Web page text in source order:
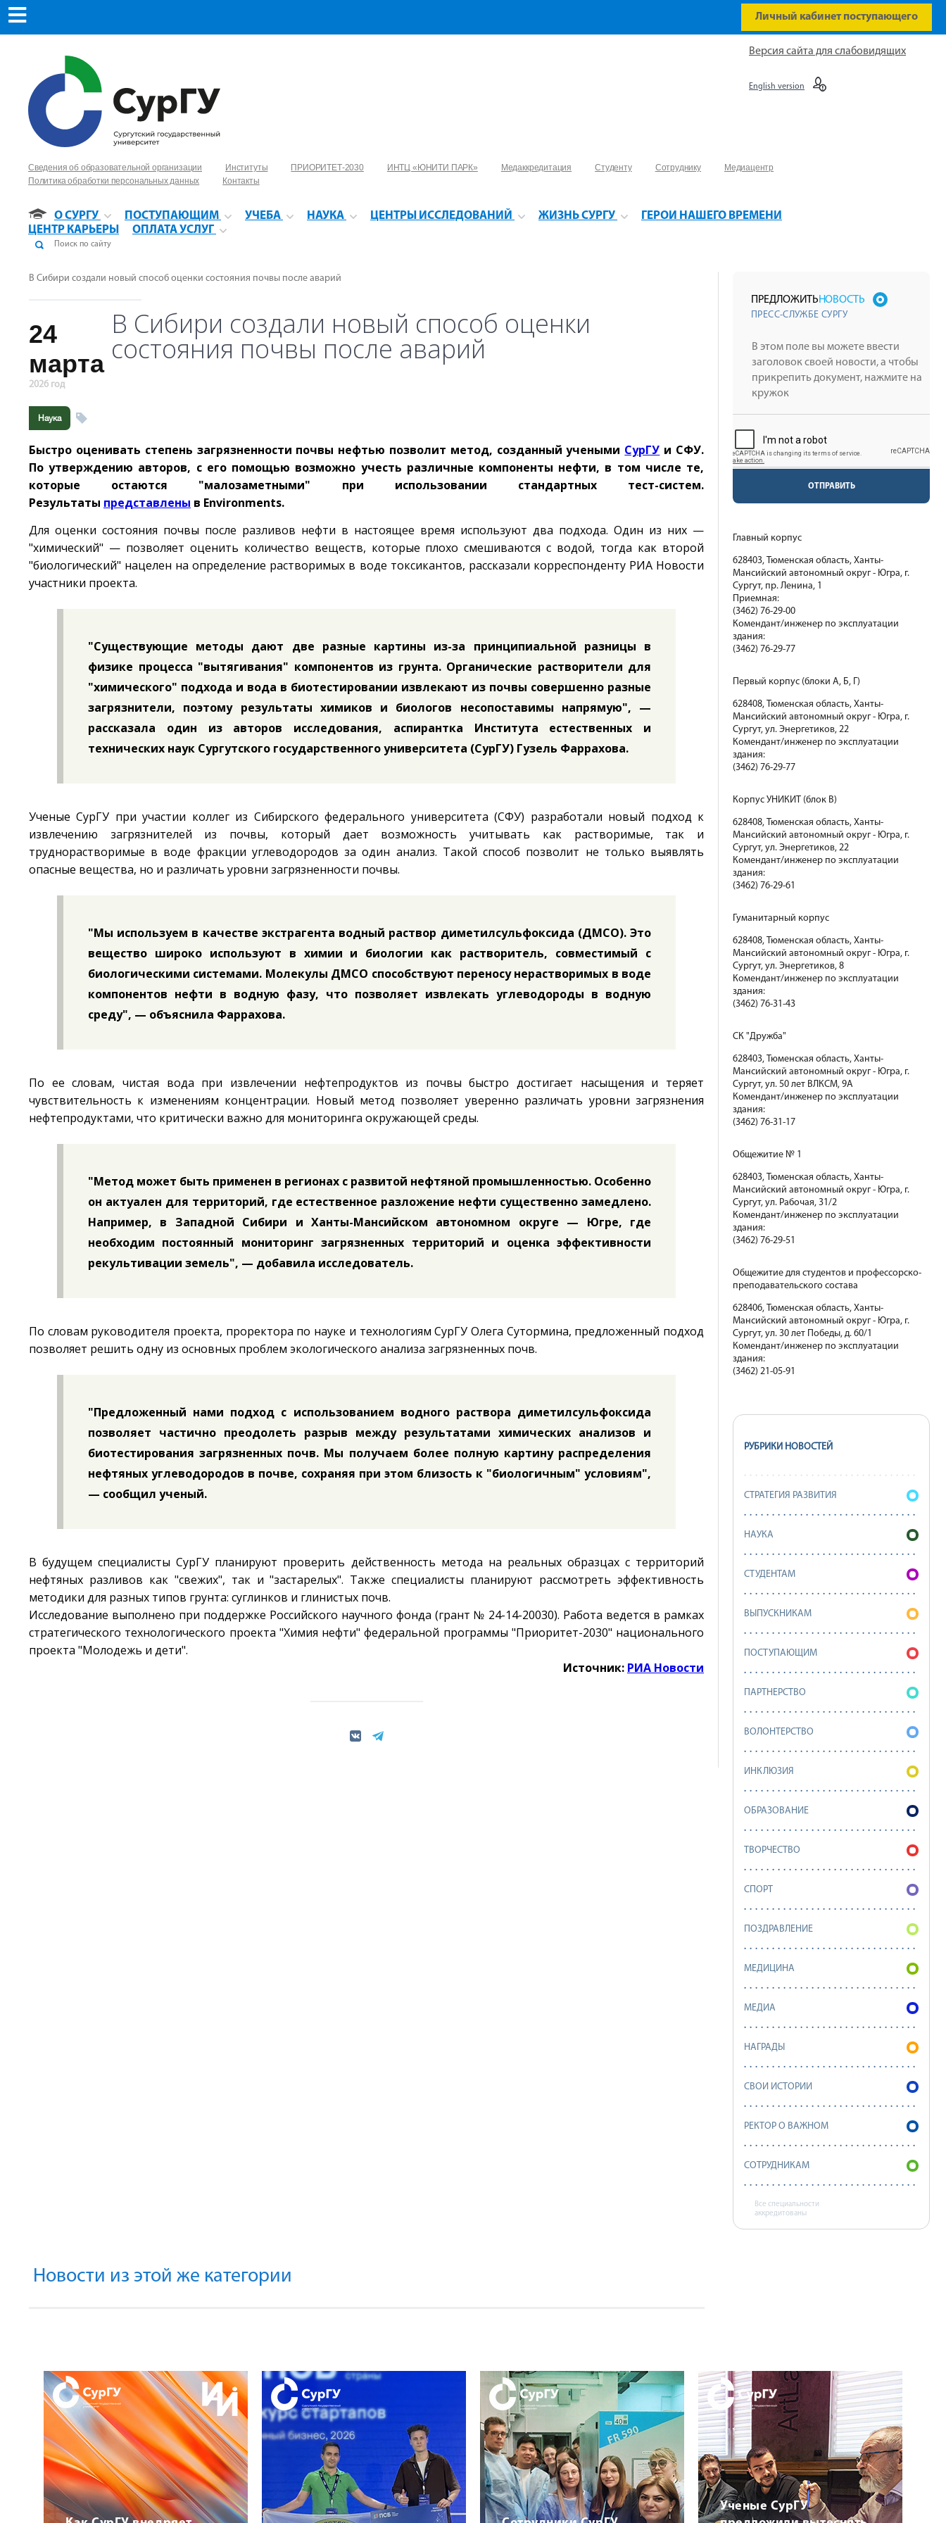
Личный кабинет поступающего
Сведения об образовательной организации Институты ПРИОРИТЕТ-2030 ИНТЦ «ЮНИТИ ПАРК» Медаккредитация Студенту Сотруднику
Медиацентр
Политика обработки персональных данных
Контакты
О СУРГУ ПОСТУПАЮЩИМ УЧЕБА НАУКА ЦЕНТРЫ ИССЛЕДОВАНИЙ ЖИЗНЬ СУРГУ
ГЕРОИ НАШЕГО ВРЕМЕНИ
ЦЕНТР КАРЬЕРЫ
ОПЛАТА УСЛУГ
Версия сайта для слабовидящих
English version
В Сибири создали новый способ оценки состояния почвы после аварий
24
марта
2026 год
В Сибири создали новый способ оценки
состояния почвы после аварий
Наука
Быстро оценивать степень загрязненности почвы нефтью позволит метод, созданный учеными СурГУ и СФУ.
По утверждению авторов, с его помощью возможно учесть различные компоненты нефти, в том числе те,
которые остаются "малозаметными" при использовании стандартных тест-систем.
Результаты представлены в Environments.
Для оценки состояния почвы после разливов нефти в настоящее время используют два подхода. Один из них —
"химический" — позволяет оценить количество веществ, которые плохо смешиваются с водой, тогда как второй
"биологический" нацелен на определение растворимых в воде токсикантов, рассказали корреспонденту РИА Новости
участники проекта.
"Существующие методы дают две разные картины из-за принципиальной разницы в
физике процесса "вытягивания" компонентов из грунта. Органические растворители для
"химического" подхода и вода в биотестировании извлекают из почвы совершенно разные
загрязнители, поэтому результаты химиков и биологов несопоставимы напрямую", —
рассказала один из авторов исследования, аспирантка Института естественных и
технических наук Сургутского государственного университета (СурГУ) Гузель Фаррахова.
Ученые СурГУ при участии коллег из Сибирского федерального университета (СФУ) разработали новый подход к
извлечению загрязнителей из почвы, который дает возможность учитывать как растворимые, так и
труднорастворимые в воде фракции углеводородов за один анализ. Такой способ позволит не только выявлять
опасные вещества, но и различать уровни загрязненности почвы.
"Мы используем в качестве экстрагента водный раствор диметилсульфоксида (ДМСО). Это
вещество широко используют в химии и биологии как растворитель, совместимый с
биологическими системами. Молекулы ДМСО способствуют переносу нерастворимых в воде
компонентов нефти в водную фазу, что позволяет извлекать углеводороды в водную
среду", — объяснила Фаррахова.
По ее словам, чистая вода при извлечении нефтепродуктов из почвы быстро достигает насыщения и теряет
чувствительность к изменениям концентрации. Новый метод позволяет уверенно различать уровни загрязнения
нефтепродуктами, что критически важно для мониторинга окружающей среды.
"Метод может быть применен в регионах с развитой нефтяной промышленностью. Особенно
он актуален для территорий, где естественное разложение нефти существенно замедлено.
Например, в Западной Сибири и Ханты-Мансийском автономном округе — Югре, где
необходим постоянный мониторинг загрязненных территорий и оценка эффективности
рекультивации земель", — добавила исследователь.
По словам руководителя проекта, проректора по науке и технологиям СурГУ Олега Сутормина, предложенный подход
позволяет решить одну из основных проблем экологического анализа загрязненных почв.
"Предложенный нами подход с использованием водного раствора диметилсульфоксида
позволяет частично преодолеть разрыв между результатами химических анализов и
биотестирования загрязненных почв. Мы получаем более полную картину распределения
нефтяных углеводородов в почве, сохраняя при этом близость к "биологичным" условиям",
— сообщил ученый.
В будущем специалисты СурГУ планируют проверить действенность метода на реальных образцах с территорий
нефтяных разливов как "свежих", так и "застарелых". Также специалисты планируют рассмотреть эффективность
методики для разных типов грунта: суглинков и глинистых почв.
Исследование выполнено при поддержке Российского научного фонда (грант № 24-14-20030). Работа ведется в рамках
стратегического технологического проекта "Химия нефти" федеральной программы "Приоритет-2030" национального
проекта "Молодежь и дети".
Источник: РИА Новости
ПРЕДЛОЖИТЬНОВОСТЬ
ПРЕСС-СЛУЖБЕ СУРГУ
ОТПРАВИТЬ
Главный корпус
628403, Тюменская область, Ханты-
Мансийский автономный округ - Югра, г.
Сургут, пр. Ленина, 1
Приемная:
(3462) 76-29-00
Комендант/инженер по эксплуатации
здания:
(3462) 76-29-77
Первый корпус (блоки А, Б, Г)
628408, Тюменская область, Ханты-
Мансийский автономный округ - Югра, г.
Сургут, ул. Энергетиков, 22
Комендант/инженер по эксплуатации
здания:
(3462) 76-29-77
Корпус УНИКИТ (блок В)
628408, Тюменская область, Ханты-
Мансийский автономный округ - Югра, г.
Сургут, ул. Энергетиков, 22
Комендант/инженер по эксплуатации
здания:
(3462) 76-29-61
Гуманитарный корпус
628408, Тюменская область, Ханты-
Мансийский автономный округ - Югра, г.
Сургут, ул. Энергетиков, 8
Комендант/инженер по эксплуатации
здания:
(3462) 76-31-43
СК "Дружба"
628403, Тюменская область, Ханты-
Мансийский автономный округ - Югра, г.
Сургут, ул. 50 лет ВЛКСМ, 9А
Комендант/инженер по эксплуатации
здания:
(3462) 76-31-17
Общежитие № 1
628403, Тюменская область, Ханты-
Мансийский автономный округ - Югра, г.
Сургут, ул. Рабочая, 31/2
Комендант/инженер по эксплуатации
здания:
(3462) 76-29-51
Общежитие для студентов и профессорско-
преподавательского состава
628406, Тюменская область, Ханты-
Мансийский автономный округ - Югра, г.
Сургут, ул. 30 лет Победы, д. 60/1
Комендант/инженер по эксплуатации
здания:
(3462) 21-05-91
РУБРИКИ НОВОСТЕЙ
СТРАТЕГИЯ РАЗВИТИЯ
НАУКА
СТУДЕНТАМ
ВЫПУСКНИКАМ
ПОСТУПАЮЩИМ
ПАРТНЕРСТВО
ВОЛОНТЕРСТВО
ИНКЛЮЗИЯ
ОБРАЗОВАНИЕ
ТВОРЧЕСТВО
СПОРТ
ПОЗДРАВЛЕНИЕ
МЕДИЦИНА
МЕДИА
НАГРАДЫ
СВОИ ИСТОРИИ
РЕКТОР О ВАЖНОМ
СОТРУДНИКАМ
Все специальности
аккредитованы
Новости из этой же категории
Ученые СурГУ